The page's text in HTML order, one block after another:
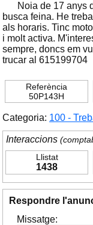
Noia de 17 anys
busca feina. He
als horaris. Tinc
i molt activa.
sempre, doncs em
trucar al 615199704
Referència
50P143H
Categoria: 100 -
Interaccions
Llistat
1438
Respondre
Missatge: